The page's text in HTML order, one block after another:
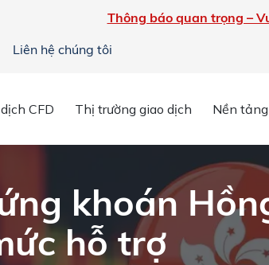
Thông báo quan trọng –
Liên hệ chúng tôi
CFD Thị trường giao dịch Nền
Chỉ số chứng khoán Hồng
khoán
hỗ trợ